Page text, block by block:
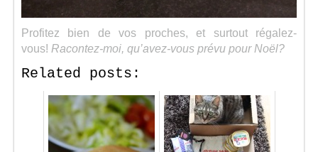
Profitez bien de vos proches, et surtout régalez-
vous! Racontez-moi, qu’avez-vous prévu pour Noël?
Related posts: